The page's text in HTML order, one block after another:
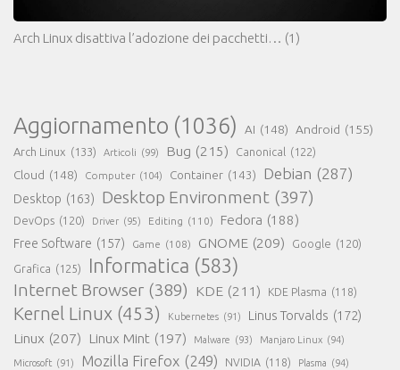
Arch Linux disattiva l’adozione dei pacchetti… (1)
Aggiornamento (1036) AI (148) Android (155)
Arch Linux (133) Articoli (99) Bug (215) Canonical (122)
Cloud (148) Computer (104) Container (143) Debian (287)
Desktop (163) Desktop Environment (397)
DevOps (120) Driver (95) Editing (110) Fedora (188)
Free Software (157) Game (108) GNOME (209) Google (120)
Grafica (125) Informatica (583)
Internet Browser (389) KDE (211) KDE Plasma (118)
Kernel Linux (453) Kubernetes (91) Linus Torvalds (172)
Linux (207) Linux Mint (197) Malware (93) Manjaro Linux (94)
Microsoft (91) Mozilla Firefox (249) NVIDIA (118) Plasma (94)